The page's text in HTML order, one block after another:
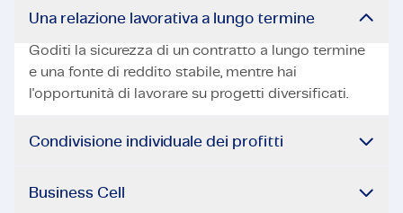
Una relazione lavorativa a lungo termine
Goditi la sicurezza di un contratto a lungo termine
e una fonte di reddito stabile, mentre hai
l'opportunità di lavorare su progetti diversificati.
Condivisione individuale dei profitti
Business Cell